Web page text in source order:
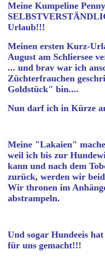
Meine Kumpeline
Urlaub!!!
Meinen ersten Kurz-
August am Schliersee
... und brav war ich
Züchterfrauchen
Goldstück" bin....
Nun darf ich in Kürze
Meine "Lakaien"
weil ich bis zur
kann und nach dem
zurück, werden wir
Wir thronen im
abstrampeln.
Und sogar Hundeeis
für uns gemacht!!!